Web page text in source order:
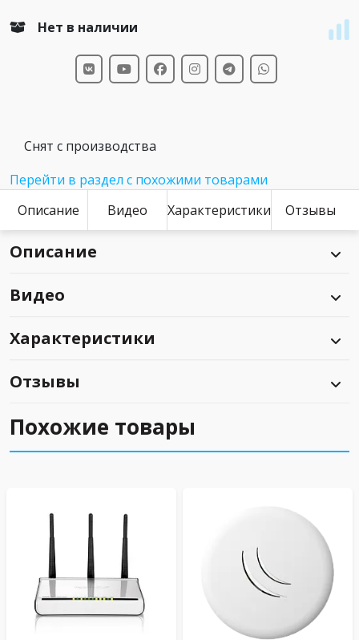
Нет в наличии
Снят с производства
Перейти в раздел с похожими товарами
Описание
Видео Характеристики Отзывы
Описание
Видео
Характеристики
Отзывы
Похожие товары